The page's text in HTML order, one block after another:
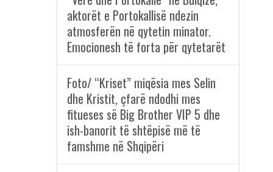
aktorët e Portokallisë ndezin
atmosferën në qytetin minator.
Emocionesh të forta për qytetarët
Foto/ “Kriset” miqësia mes Selin
dhe Kristit, çfarë ndodhi mes
fitueses së Big Brother VIP 5 dhe
ish-banorit të shtëpisë më të
famshme në Shqipëri